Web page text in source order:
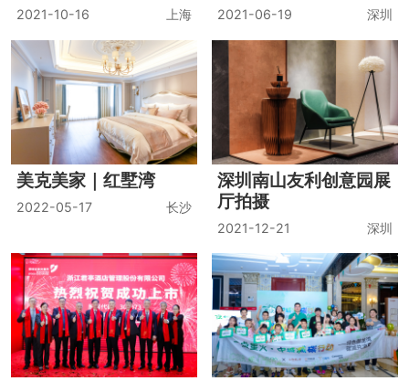
2021-10-16 上海 2021-06-19 深圳
美克美家｜红墅湾
2022-05-17 长沙
深圳南山友利创意园展
厅拍摄
2021-12-21 深圳